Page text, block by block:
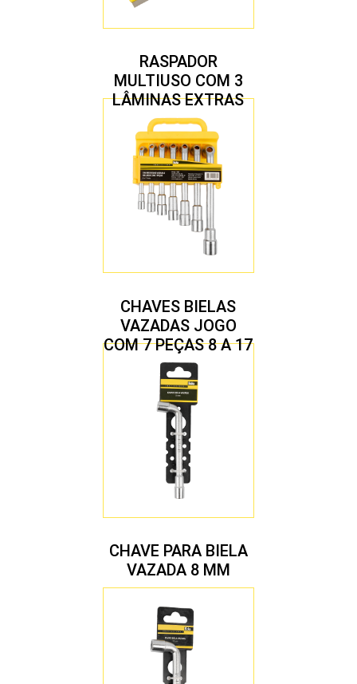
RASPADOR
MULTIUSO COM 3
LÂMINAS EXTRAS
CHAVES BIELAS
VAZADAS JOGO
COM 7 PEÇAS 8 A 17
MM
CHAVE PARA BIELA
VAZADA 8 MM